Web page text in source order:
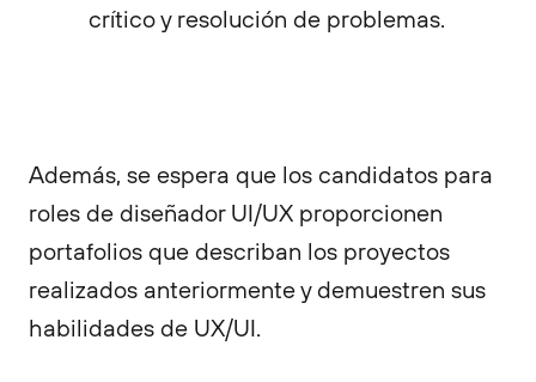
crítico y resolución de problemas.
Además, se espera que los candidatos para
roles de diseñador UI/UX proporcionen
portafolios que describan los proyectos
realizados anteriormente y demuestren sus
habilidades de UX/UI.